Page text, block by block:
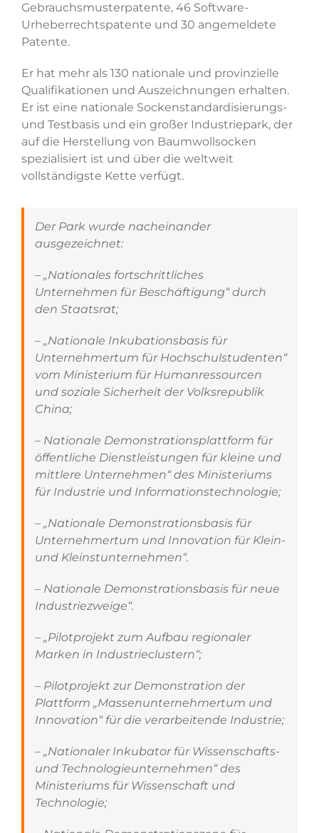
Gebrauchsmusterpatente, 46 Software-
Urheberrechtspatente und 30 angemeldete
Patente.
Er hat mehr als 130 nationale und provinzielle
Qualifikationen und Auszeichnungen erhalten.
Er ist eine nationale Sockenstandardisierungs-
und Testbasis und ein großer Industriepark, der
auf die Herstellung von Baumwollsocken
spezialisiert ist und über die weltweit
vollständigste Kette verfügt.
Der Park wurde nacheinander
ausgezeichnet:
– „Nationales fortschrittliches
Unternehmen für Beschäftigung“ durch
den Staatsrat;
– „Nationale Inkubationsbasis für
Unternehmertum für Hochschulstudenten“
vom Ministerium für Humanressourcen
und soziale Sicherheit der Volksrepublik
China;
– Nationale Demonstrationsplattform für
öffentliche Dienstleistungen für kleine und
mittlere Unternehmen“ des Ministeriums
für Industrie und Informationstechnologie;
– „Nationale Demonstrationsbasis für
Unternehmertum und Innovation für Klein-
und Kleinstunternehmen“.
– Nationale Demonstrationsbasis für neue
Industriezweige“.
– „Pilotprojekt zum Aufbau regionaler
Marken in Industrieclustern“;
– Pilotprojekt zur Demonstration der
Plattform „Massenunternehmertum und
Innovation“ für die verarbeitende Industrie;
– „Nationaler Inkubator für Wissenschafts-
und Technologieunternehmen“ des
Ministeriums für Wissenschaft und
Technologie;